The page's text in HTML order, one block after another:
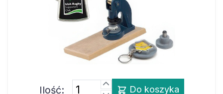
Ilość: Do koszyka